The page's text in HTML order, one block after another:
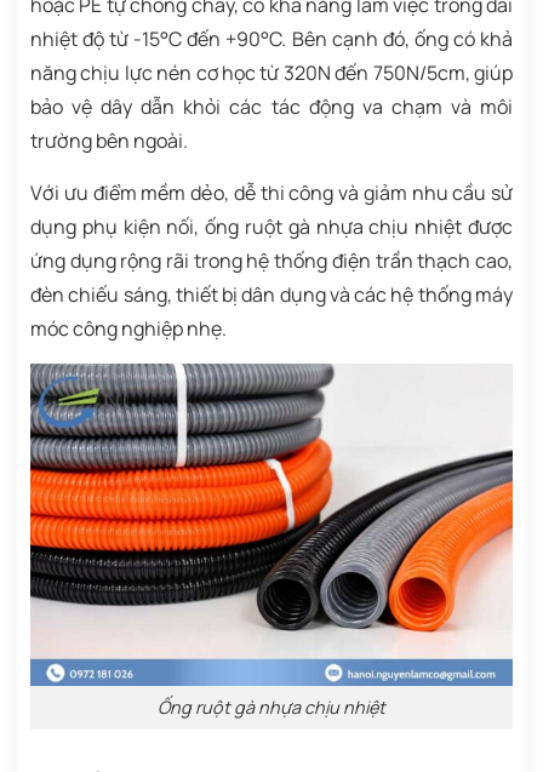
nhiệt độ từ -15°C đến +90°C. Bên cạnh đó, ống có khả
năng chịu lực nén cơ học từ 320N đến 750N/5cm, giúp
bảo vệ dây dẫn khỏi các tác động va chạm và môi
trường bên ngoài.
Với ưu điểm mềm dẻo, dễ thi công và giảm nhu cầu sử
dụng phụ kiện nối, ống ruột gà nhựa chịu nhiệt được
ứng dụng rộng rãi trong hệ thống điện trần thạch cao,
đèn chiếu sáng, thiết bị dân dụng và các hệ thống máy
móc công nghiệp nhẹ.
Ống ruột gà nhựa chịu nhiệt